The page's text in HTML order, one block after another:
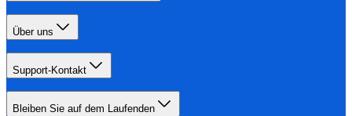
Über uns
Support-Kontakt
Bleiben Sie auf dem Laufenden